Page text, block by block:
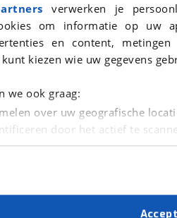
verwerken je
om informatie op
en content,
kiezen wie uw gegevens
we ook graag:
over uw geografische
door het actief te
gegevens worden
technieken zorgen we